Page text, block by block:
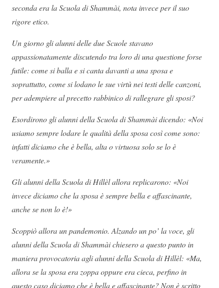
seconda era la Scuola di Shammài, nota invece per il suo
rigore etico.
Un giorno gli alunni delle due Scuole stavano
appassionatamente discutendo tra loro di una questione forse
futile: come si balla e si canta davanti a una sposa e
soprattutto, come si lodano le sue virtù nei testi delle canzoni,
per adempiere al precetto rabbinico di rallegrare gli sposi?
Esordirono gli alunni della Scuola di Shammài dicendo: «Noi
usiamo sempre lodare le qualità della sposa così come sono:
infatti diciamo che è bella, alta o virtuosa solo se lo è
veramente.»
Gli alunni della Scuola di Hillèl allora replicarono: «Noi
invece diciamo che la sposa è sempre bella e affascinante,
anche se non lo è!»
Scoppiò allora un pandemonio. Alzando un po’ la voce, gli
alunni della Scuola di Shammài chiesero a questo punto in
maniera provocatoria agli alunni della Scuola di Hillèl: «Ma,
allora se la sposa era zoppa oppure era cieca, perfino in
questo caso diciamo che è bella e affascinante? Non è scritto